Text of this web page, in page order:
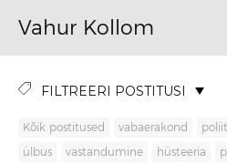
Vahur Kollom
FILTREERI POSTITUSI
Kõik postitused vabaerakond
ülbus vastandumine hüsteeria